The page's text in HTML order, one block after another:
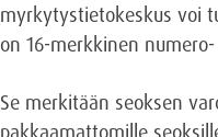
myrkytystietokeskus voi
on 16-merkkinen
Se merkitään seoksen
pakkaamattomille